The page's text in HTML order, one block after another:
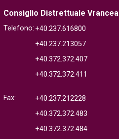
Consiglio Distrettuale Vrancea
Telefono: +40.237.616800
+40.237.213057
+40.372.372.407
+40.372.372.411
Fax:
+40.237.212228
+40.372.372.483
+40.372.372.484